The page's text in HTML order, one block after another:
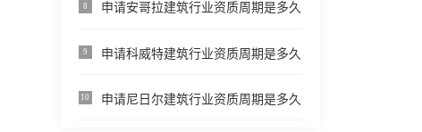
8 申请安哥拉建筑行业资质周期是多久
9 申请科威特建筑行业资质周期是多久
10 申请尼日尔建筑行业资质周期是多久